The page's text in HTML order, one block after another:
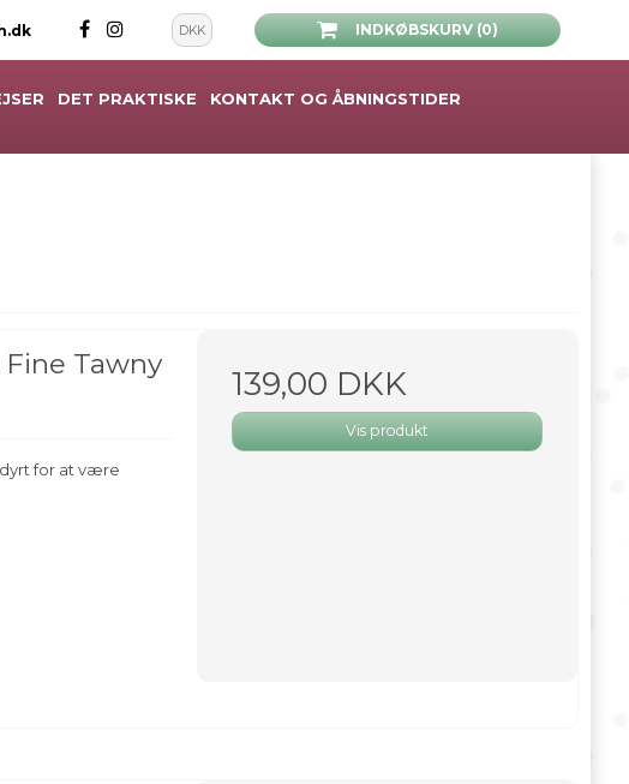
DKK INDKØBSKURV (0)
DET PRAKTISKE
KONTAKT OG ÅBNINGSTIDER
Tawny
for at være
139,00 DKK
Vis produkt